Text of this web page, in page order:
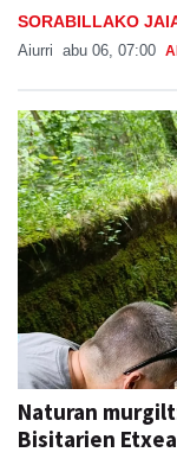
SORABILLAKO
Aiurri abu 06, 07:00
Naturan
Bisitarien